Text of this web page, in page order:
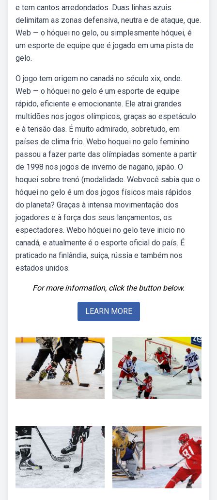
e tem cantos arredondados. Duas linhas azuis
delimitam as zonas defensiva, neutra e de ataque, que.
Web — o hóquei no gelo, ou simplesmente hóquei, é
um esporte de equipe que é jogado em uma pista de
gelo.
O jogo tem origem no canadá no século xix, onde.
Web — o hóquei no gelo é um esporte de equipe
rápido, eficiente e emocionante. Ele atrai grandes
multidões nos jogos olímpicos, graças ao espetáculo
e à tensão das. É muito admirado, sobretudo, em
países de clima frio. Webo hoquei no gelo feminino
passou a fazer parte das olímpiadas somente a partir
de 1998 nos jogos de inverno de nagano, japão. O
hoquei sobre trenó (modalidade. Webvocê sabia que o
hóquei no gelo é um dos jogos físicos mais rápidos
do planeta? Graças à intensa movimentação dos
jogadores e à força dos seus lançamentos, os
espectadores. Webo hóquei no gelo teve inicio no
canadá, e atualmente é o esporte oficial do país. É
praticado na finlândia, suiça, rússia e também nos
estados unidos.
For more information, click the button below.
LEARN MORE